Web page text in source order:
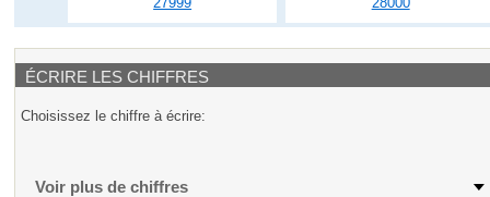
ÉCRIRE LES CHIFFRES
Choisissez le chiffre à écrire:
Voir plus de chiffres